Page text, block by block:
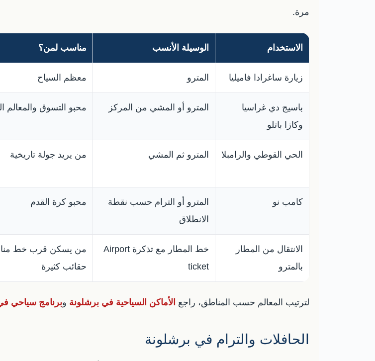
مرة.
الاستخدام الوسيلة الأنسب مناسب لمن؟
زيارة ساغرادا فاميليا المترو معظم السياح
باسيج دي غراسيا
وكازا باتلو
المترو أو المشي من المركز محبو التسوق والمعالم
الحي القوطي والرامبلا المترو ثم المشي من يريد جولة تاريخية
كامب نو
المترو أو الترام حسب نقطة
الانطلاق
محبو كرة القدم
الانتقال من المطار
بالمترو
خط المطار مع تذكرة Airport
ticket
من يسكن قرب خط
حقائب كثيرة
لترتيب المعالم حسب المناطق، راجع الأماكن السياحية في برشلونة وبرنامج سياحي
الحافلات والترام في برشلونة